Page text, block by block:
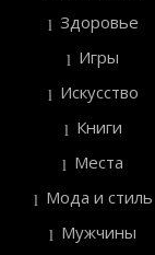
Здоровье
Игры
Искусство
Книги
Места
Мода и стиль
Мужчины